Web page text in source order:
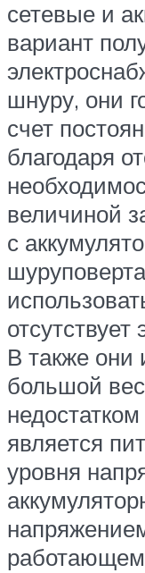
сетевые и
вариант
шнуру, они
счет
благодаря
величиной
с
В также они
большой
является
уровня